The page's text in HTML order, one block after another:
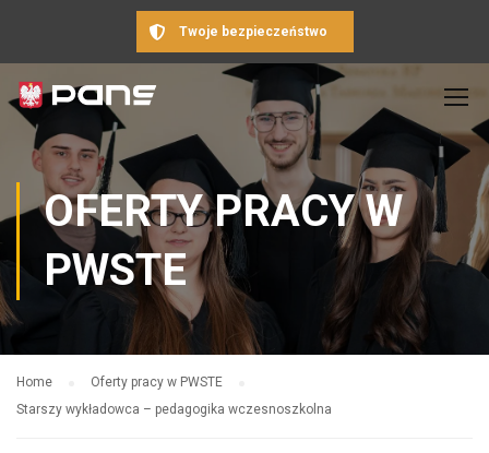
Twoje bezpieczeństwo
OFERTY PRACY W
PWSTE
Home
Oferty pracy w PWSTE
Starszy wykładowca – pedagogika wczesnoszkolna